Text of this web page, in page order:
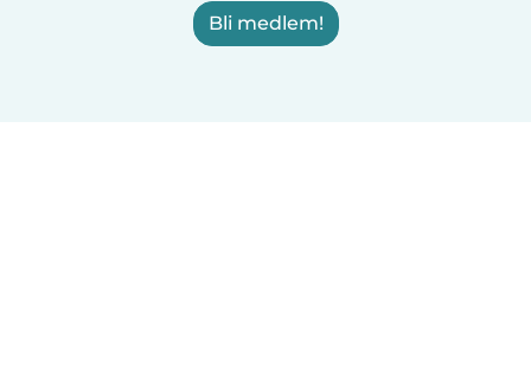
Bli medlem!